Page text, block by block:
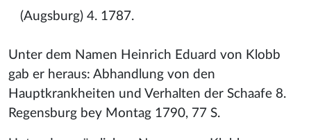
(Augsburg) 4. 1787.
Unter dem Namen Heinrich Eduard von Klobb
gab er heraus: Abhandlung von den
Hauptkrankheiten und Verhalten der Schaafe 8.
Regensburg bey Montag 1790, 77 S.